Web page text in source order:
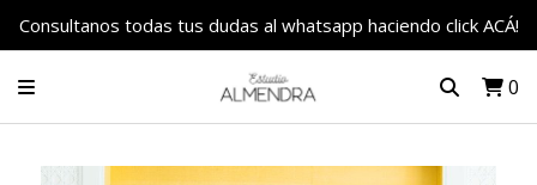
Consultanos todas tus dudas al whatsapp haciendo click ACÁ!
0